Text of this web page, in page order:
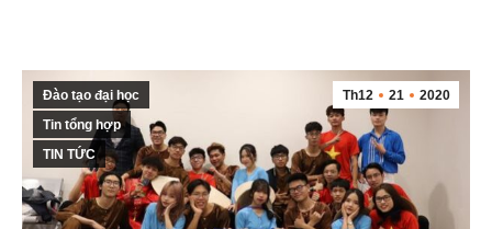
Th12 21 2020
Đào tạo đại học
Tin tổng hợp
TIN TỨC